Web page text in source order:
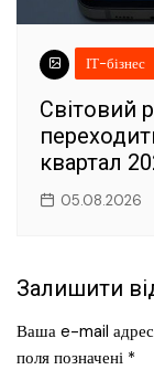
ІТ-бізнес
Світовий
квартал
05.08.2026
Залишити
Ваша e-mail
поля позначені *